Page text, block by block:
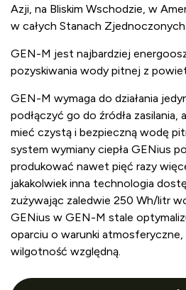
Azji, na Bliskim Wschodzie, w
w całych Stanach Zjednoczonych.
GEN-M jest najbardziej
pozyskiwania wody pitnej z
GEN-M wymaga do działania
podłączyć go do źródła zasilania,
mieć czystą i bezpieczną wodę
system wymiany ciepła GENius
produkować nawet pięć razy
jakakolwiek inna technologia
zużywając zaledwie 250 Wh/litr
GENius w GEN-M stale
oparciu o warunki
wilgotność względną.